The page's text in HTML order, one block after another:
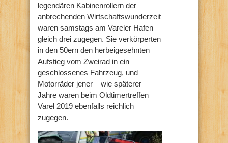
legendären Kabinenrollern der
anbrechenden Wirtschaftswunderzeit
waren samstags am Vareler Hafen
gleich drei zugegen. Sie verkörperten
in den 50ern den herbeigesehnten
Aufstieg vom Zweirad in ein
geschlossenes Fahrzeug, und
Motorräder jener – wie späterer –
Jahre waren beim Oldtimertreffen
Varel 2019 ebenfalls reichlich
zugegen.